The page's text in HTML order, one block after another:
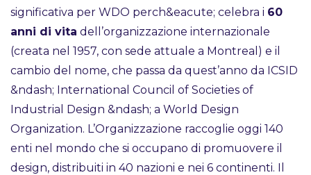
significativa per WDO perch&eacute; celebra i 60
anni di vita dell’organizzazione internazionale
(creata nel 1957, con sede attuale a Montreal) e il
cambio del nome, che passa da quest’anno da ICSID
&ndash; International Council of Societies of
Industrial Design &ndash; a World Design
Organization. L’Organizzazione raccoglie oggi 140
enti nel mondo che si occupano di promuovere il
design, distribuiti in 40 nazioni e nei 6 continenti. Il